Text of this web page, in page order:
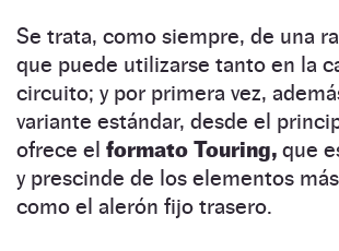
Se trata, como siempre, de una
que puede utilizarse tanto en la
circuito; y por primera vez,
variante estándar, desde el
ofrece el formato Touring, que
y prescinde de los elementos
como el alerón fijo trasero.